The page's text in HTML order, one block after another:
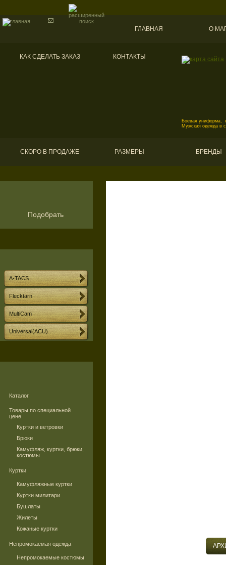
ГЛАВНАЯ О
КАК СДЕЛАТЬ ЗАКАЗ КОНТАКТЫ
Боевая униформа,
Мужская одежда в
СКОРО В ПРОДАЖЕ РАЗМЕРЫ БРЕНДЫ
Подобрать
A-TACS
Flecktarn
MultiCam
Universal(ACU)
Каталог
Товары по специальной
цене
Куртки и ветровки
Брюки
Камуфляж, куртки, брюки,
костюмы
Куртки
Камуфляжные куртки
Куртки милитари
Бушлаты
Жилеты
Кожаные куртки
Непромокаемая одежда
Непромокаемые костюмы